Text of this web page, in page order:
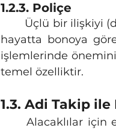
1.2.3. Poliçe
hayatta bonoya
işlemlerinde
temel özelliktir.
1.3. Adi Takip